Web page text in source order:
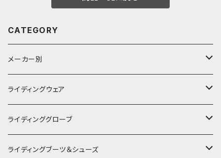
CATEGORY
メーカー別
KUSHITANI
RSタイチ
アルパインスターズ
ライディングウェア
春夏ライディングジャケット
春夏ライディングパンツ
ライディンググローブ
オールシーズングローブ
ライディングブーツ＆シューズ